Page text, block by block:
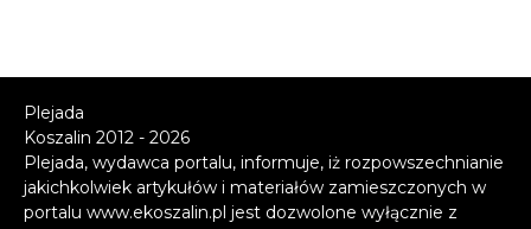
Plejada
Koszalin 2012 - 2026
Plejada, wydawca portalu, informuje, iż rozpowszechnianie
jakichkolwiek artykułów i materiałów zamieszczonych w
portalu www.ekoszalin.pl jest dozwolone wyłącznie z